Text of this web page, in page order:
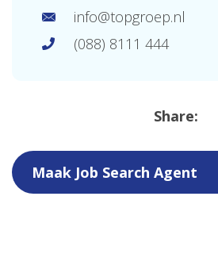
info@topgroep.nl
(088) 8111 444
Share:
Maak Job Search Agent